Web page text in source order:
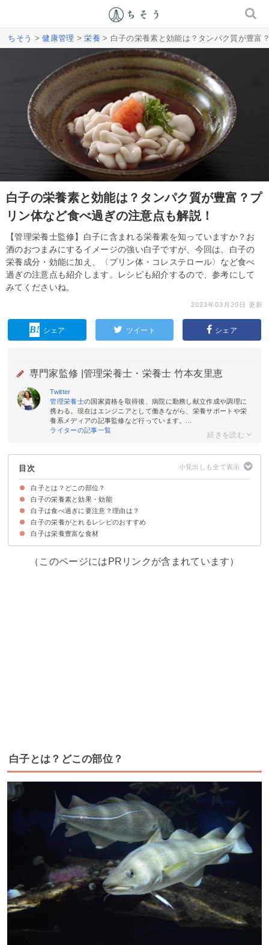
ちそう >健康管理 >栄養 > 白子の栄養素と効能は？タンパク質が豊富
白子の栄養素と効能は？タンパク質が豊富？プ
リン体など食べ過ぎの注意点も解説！
【管理栄養士監修】白子に含まれる栄養素を知っていますか？お
酒のおつまみにするイメージの強い白子ですが、今回は、白子の
栄養成分・効能に加え、〈プリン体・コレステロール〉など食べ
過ぎの注意点も紹介します。レシピも紹介するので、参考にして
みてくださいね。
2023年03月20日 更新
シェア ツイート シェア
専門家監修 | 管理栄養士・栄養士 竹本友里恵
Twitter
管理栄養士の国家資格を取得後、病院に勤務し献立作成や調理に
携わる。現在はエンジニアとして働きながら、栄養サポートや栄
養系メディアの記事監修など行っています。...
ライターの記事一覧
目次
白子とは？どこの部位？
白子は魚の精巣にあたる部位
白子の栄養素と効果・効能
①ビタミンB類
②タンパク質
③ビタミンD
④ビタミンE
⑤カリウム・リン
白子は食べ過ぎに要注意？理由は？
①プリン体の過剰摂取
②血中コレステロール値の上昇
白子の栄養がとれるレシピのおすすめ
①白子ポン酢
②白子のパン粉焼き
③白子のクリームパスタ
白子は栄養豊富な食材
（このページにはPRリンクが含まれています）
白子とは？どこの部位？